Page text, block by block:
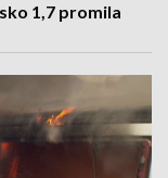
1,7 promila